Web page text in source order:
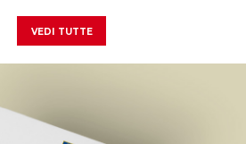
vedi tutte